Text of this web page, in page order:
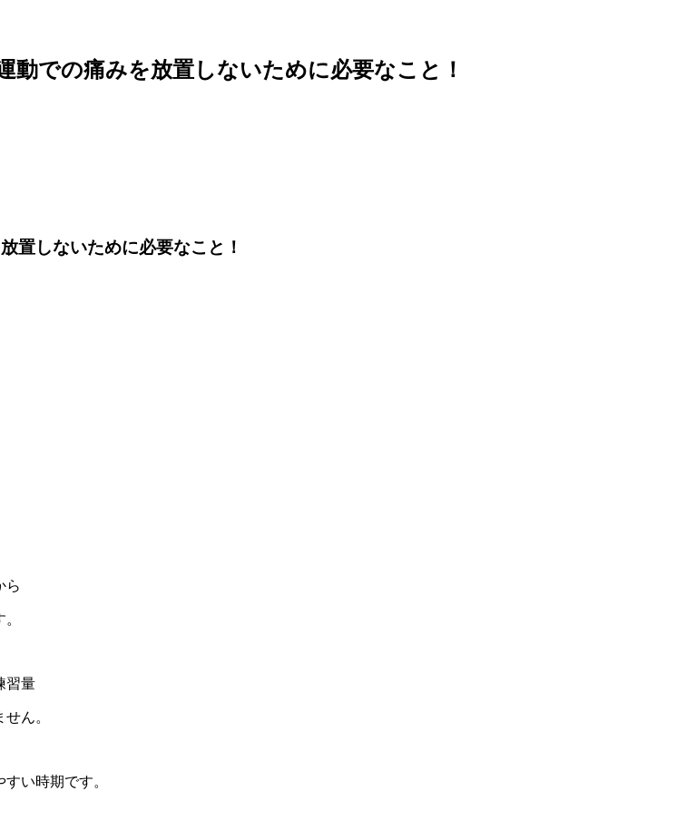
での痛みを放置しないために必要なこと！
置しないために必要なこと！
ら
習量
ん。
い時期です。